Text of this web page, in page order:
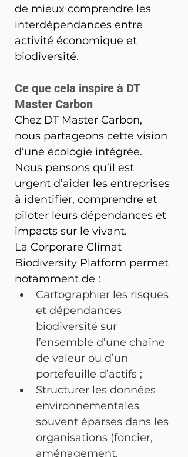
de mieux comprendre les
interdépendances entre
activité économique et
biodiversité.
Ce que cela inspire à DT
Master Carbon
Chez DT Master Carbon,
nous partageons cette vision
d’une écologie intégrée.
Nous pensons qu’il est
urgent d’aider les entreprises
à identifier, comprendre et
piloter leurs dépendances et
impacts sur le vivant.
La Corporare Climat
Biodiversity Platform permet
notamment de :
Cartographier les risques
et dépendances
biodiversité sur
l’ensemble d’une chaîne
de valeur ou d’un
portefeuille d’actifs ;
Structurer les données
environnementales
souvent éparses dans les
organisations (foncier,
aménagement,